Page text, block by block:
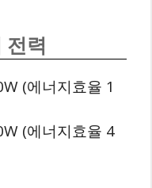
전력
(에너지효율 1
(에너지효율 4